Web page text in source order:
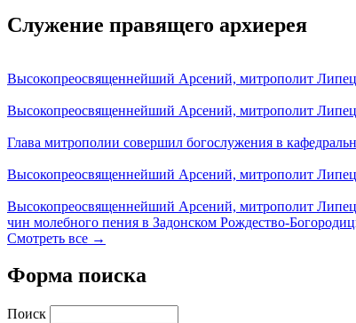
Служение правящего архиерея
Высокопреосвященнейший Арсений, митрополит
Высокопреосвященнейший Арсений, митрополит
Глава митрополии совершил богослужения в
Высокопреосвященнейший Арсений, митрополит
Высокопреосвященнейший Арсений, митрополит
чин молебного пения в Задонском Рождество-
Смотреть все →
Форма поиска
Поиск